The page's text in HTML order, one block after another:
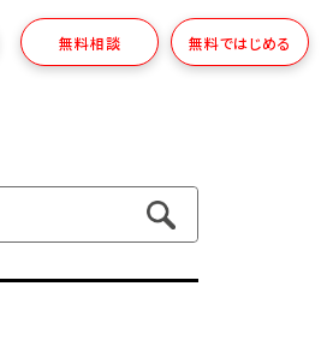
無料相談 無料ではじめる